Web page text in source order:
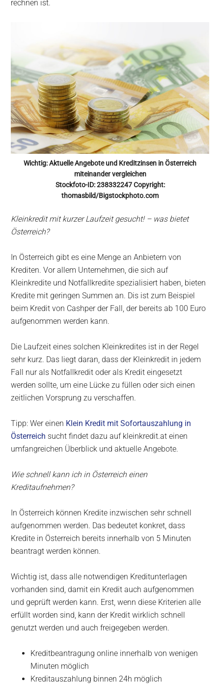
rechnen ist.
Wichtig: Aktuelle Angebote und Kreditzinsen in Österreich
miteinander vergleichen
Stockfoto-ID: 238332247 Copyright:
thomasbild/Bigstockphoto.com
Kleinkredit mit kurzer Laufzeit gesucht! – was bietet
Österreich?
In Österreich gibt es eine Menge an Anbietern von
Krediten. Vor allem Unternehmen, die sich auf
Kleinkredite und Notfallkredite spezialisiert haben, bieten
Kredite mit geringen Summen an. Dis ist zum Beispiel
beim Kredit von Cashper der Fall, der bereits ab 100 Euro
aufgenommen werden kann.
Die Laufzeit eines solchen Kleinkredites ist in der Regel
sehr kurz. Das liegt daran, dass der Kleinkredit in jedem
Fall nur als Notfallkredit oder als Kredit eingesetzt
werden sollte, um eine Lücke zu füllen oder sich einen
zeitlichen Vorsprung zu verschaffen.
Tipp: Wer einen Klein Kredit mit Sofortauszahlung in
Österreich sucht findet dazu auf kleinkredit.at einen
umfangreichen Überblick und aktuelle Angebote.
Wie schnell kann ich in Österreich einen
Kreditaufnehmen?
In Österreich können Kredite inzwischen sehr schnell
aufgenommen werden. Das bedeutet konkret, dass
Kredite in Österreich bereits innerhalb von 5 Minuten
beantragt werden können.
Wichtig ist, dass alle notwendigen Kreditunterlagen
vorhanden sind, damit ein Kredit auch aufgenommen
und geprüft werden kann. Erst, wenn diese Kriterien alle
erfüllt worden sind, kann der Kredit wirklich schnell
genutzt werden und auch freigegeben werden.
Kreditbeantragung online innerhalb von wenigen
Minuten möglich
Kreditauszahlung binnen 24h möglich